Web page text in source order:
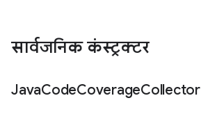
सार्वजनिक कंस्ट्रक्टर
JavaCodeCoverageCollector